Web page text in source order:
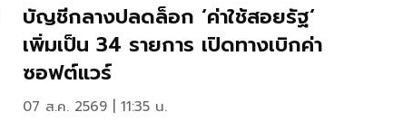
บัญชีกลางปลดล็อก ‘ค่าใช้สอยรัฐ‘
เพิ่มเป็น 34 รายการ เปิดทางเบิกค่า
ซอฟต์แวร์
07 ส.ค. 2569 | 11:35 น.